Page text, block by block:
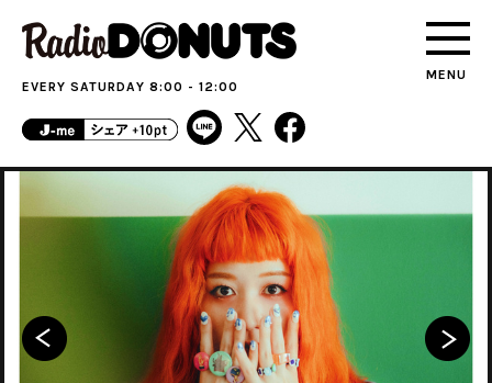
MENU
EVERY SATURDAY 8:00 - 12:00